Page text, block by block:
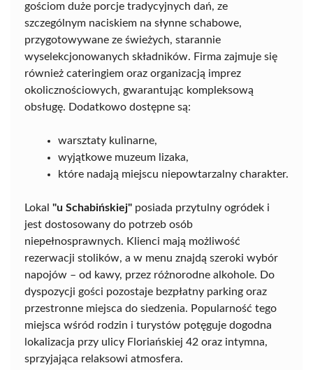
gościom duże porcje tradycyjnych dań, ze
szczególnym naciskiem na słynne schabowe,
przygotowywane ze świeżych, starannie
wyselekcjonowanych składników. Firma zajmuje się
również cateringiem oraz organizacją imprez
okolicznościowych, gwarantując kompleksową
obsługę. Dodatkowo dostępne są:
warsztaty kulinarne,
wyjątkowe muzeum lizaka,
które nadają miejscu niepowtarzalny charakter.
Lokal "u Schabińskiej" posiada przytulny ogródek i
jest dostosowany do potrzeb osób
niepełnosprawnych. Klienci mają możliwość
rezerwacji stolików, a w menu znajdą szeroki wybór
napojów – od kawy, przez różnorodne alkohole. Do
dyspozycji gości pozostaje bezpłatny parking oraz
przestronne miejsca do siedzenia. Popularność tego
miejsca wśród rodzin i turystów potęguje dogodna
lokalizacja przy ulicy Floriańskiej 42 oraz intymna,
sprzyjająca relaksowi atmosfera.